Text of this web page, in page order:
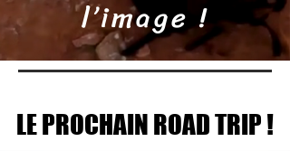
l’image !
LE PROCHAIN ROAD TRIP !
LE PROCHAIN ROAD TRIP !